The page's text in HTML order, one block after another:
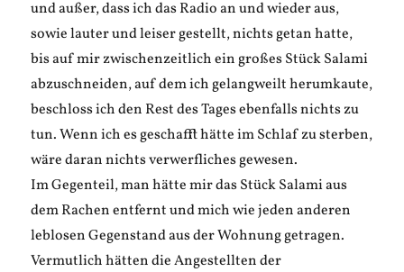
und außer, dass ich das Radio an und wieder aus,
sowie lauter und leiser gestellt, nichts getan hatte,
bis auf mir zwischenzeitlich ein großes Stück Salami
abzuschneiden, auf dem ich gelangweilt herumkaute,
beschloss ich den Rest des Tages ebenfalls nichts zu
tun. Wenn ich es geschafft hätte im Schlaf zu sterben,
wäre daran nichts verwerfliches gewesen.
Im Gegenteil, man hätte mir das Stück Salami aus
dem Rachen entfernt und mich wie jeden anderen
leblosen Gegenstand aus der Wohnung getragen.
Vermutlich hätten die Angestellten der